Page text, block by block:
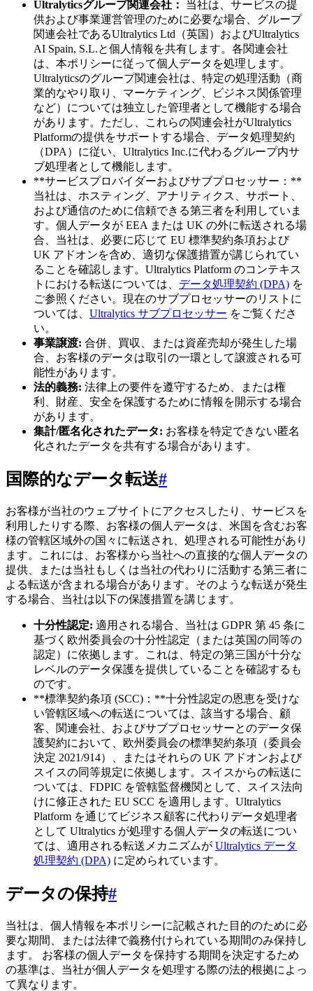
Ultralyticsグループ関連会社：
当社は、サービスの提
供および事業運営管理のために必要な場合、グループ
関連会社であるUltralytics Ltd（英国）およびUltralytics
AI Spain, S.L.と個人情報を共有します。各関連会社
は、本ポリシーに従って個人データを処理します。
Ultralyticsのグループ関連会社は、特定の処理活動（商
業的なやり取り、マーケティング、ビジネス関係管理
など）については独立した管理者として機能する場合
があります。ただし、これらの関連会社がUltralytics
Platformの提供をサポートする場合、データ処理契約
（DPA）に従い、Ultralytics Inc.に代わるグループ内サ
ブ処理者として機能します。
**サービスプロバイダーおよびサブプロセッサー：**
当社は、ホスティング、アナリティクス、サポート、
および通信のために信頼できる第三者を利用していま
す。個人データが EEA または UK の外に転送される場
合、当社は、必要に応じて EU 標準契約条項および
UK アドオンを含め、適切な保護措置が講じられてい
ることを確認します。Ultralytics Platform のコンテキス
トにおける転送については、 データ処理契約 (DPA) を
ご参照ください。現在のサブプロセッサーのリストに
ついては、 Ultralytics サブプロセッサー をご覧くださ
い。
事業譲渡: 合併、買収、または資産売却が発生した場
合、お客様のデータは取引の一環として譲渡される可
能性があります。
法的義務: 法律上の要件を遵守するため、または権
利、財産、安全を保護するために情報を開示する場合
があります。
集計/匿名化されたデータ: お客様を特定できない匿名
化されたデータを共有する場合があります。
国際的なデータ転送#
お客様が当社のウェブサイトにアクセスしたり、サービスを
利用したりする際、お客様の個人データは、米国を含むお客
様の管轄区域外の国々に転送され、処理される可能性があり
ます。これには、お客様から当社への直接的な個人データの
提供、または当社もしくは当社の代わりに活動する第三者に
よる転送が含まれる場合があります。そのような転送が発生
する場合、当社は以下の保護措置を講じます。
十分性認定: 適用される場合、当社は GDPR 第 45 条に
基づく欧州委員会の十分性認定（または英国の同等の
認定）に依拠します。これは、特定の第三国が十分な
レベルのデータ保護を提供していることを確認するも
のです。
**標準契約条項 (SCC)：**十分性認定の恩恵を受けな
い管轄区域への転送については、該当する場合、顧
客、関連会社、およびサブプロセッサーとのデータ保
護契約において、欧州委員会の標準契約条項（委員会
決定 2021/914）、またはそれらの UK アドオンおよび
スイスの同等規定に依拠します。スイスからの転送に
ついては、FDPIC を管轄監督機関として、スイス法向
けに修正された EU SCC を適用します。Ultralytics
Platform を通じてビジネス顧客に代わりデータ処理者
として Ultralytics が処理する個人データの転送につい
ては、適用される転送メカニズムが Ultralytics データ
処理契約 (DPA) に定められています。
データの保持#
当社は、個人情報を本ポリシーに記載された目的のために必
要な期間、または法律で義務付けられている期間のみ保持し
ます。 お客様の個人データを保持する期間を決定するため
の基準は、当社が個人データを処理する際の法的根拠によっ
て異なります。